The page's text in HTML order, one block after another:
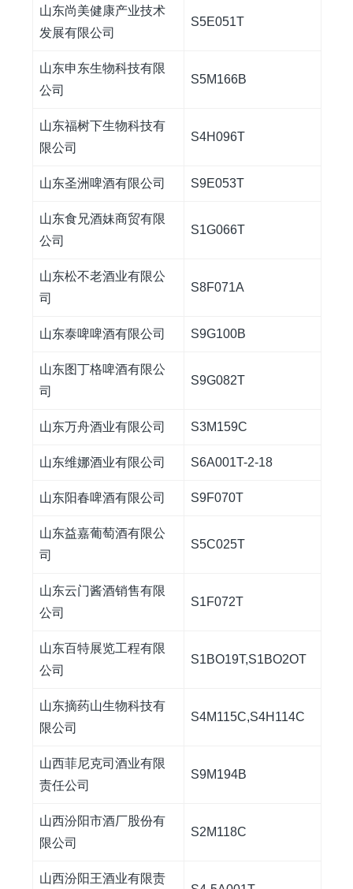
山东尚美健康产业技术
发展有限公司
S5E051T
山东申东生物科技有限
公司
S5M166B
山东福树下生物科技有
限公司
S4H096T
山东圣洲啤酒有限公司 S9E053T
山东食兄酒妹商贸有限
公司
S1G066T
山东松不老酒业有限公
司
S8F071A
山东泰啤啤酒有限公司 S9G100B
山东图丁格啤酒有限公
司
S9G082T
山东万舟酒业有限公司 S3M159C
山东维娜酒业有限公司 S6A001T-2-18
山东阳春啤酒有限公司 S9F070T
山东益嘉葡萄酒有限公
司
S5C025T
山东云门酱酒销售有限
公司
S1F072T
山东百特展览工程有限
公司
S1BO19T,S1BO2OT
山东摘药山生物科技有
限公司
S4M115C,S4H114C
山西菲尼克司酒业有限
责任公司
S9M194B
山西汾阳市酒厂股份有
限公司
S2M118C
山西汾阳王酒业有限责